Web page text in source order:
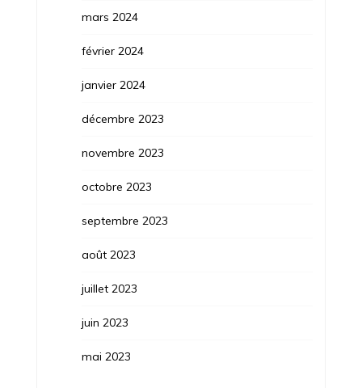
mars 2024
février 2024
janvier 2024
décembre 2023
novembre 2023
octobre 2023
septembre 2023
août 2023
juillet 2023
juin 2023
mai 2023